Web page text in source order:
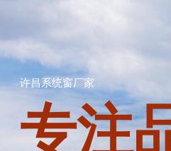
许昌系统窗厂家
专注